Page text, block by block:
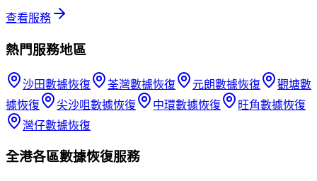
查看服務
熱門服務地區
沙田數據恢復 荃灣數據恢復 元朗數據恢復 觀塘數
據恢復
尖沙咀數據恢復 中環數據恢復 旺角數據恢復
灣仔數據恢復
全港各區數據恢復服務